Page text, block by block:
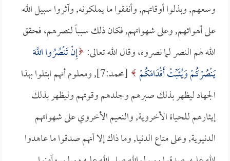
وسعهم, وبذلوا أوقاتهم, وأنفقوا ما يملكونه, وآثروا سبيل الله
على أهوائهم, وعلى شهواتهم, فكان ذلك سبباً لنصرهم، فحقق
الله لهم النصر لما نصروه، وقال الله تعالى: إِنْ تَنْصُرُوا اللَّهَ
يَنْصُرْكُمْ وَيُثَبِّتْ أَقْدَامَكُمْ
[محمد:7], ومعلوم أنهم ابتلوا بهذا
الجهاد ليظهر بذلك صبرهم وجلدهم وقوتهم وليظهر بذلك
إيثارهم للحياة الأخروية, والنعيم الأخروي على شهواتهم
الدنيوية, وعلى متاع الدنيا, وما ذاك إلا أنهم صدقوا ما عاهدوا